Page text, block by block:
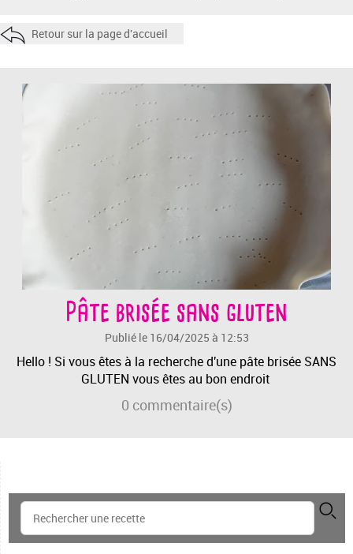
Retour sur la page d'accueil
Pâte brisée sans gluten
Publié le 16/04/2025 à 12:53
Hello ! Si vous êtes à la recherche d'une pâte brisée SANS
GLUTEN vous êtes au bon endroit
0 commentaire(s)